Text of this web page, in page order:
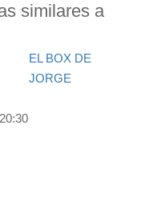
similares a
EL BOX DE
JORGE